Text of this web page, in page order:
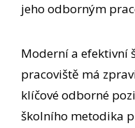
jeho odborným
Moderní a efektivní
pracoviště má
klíčové odborné
školního metodika